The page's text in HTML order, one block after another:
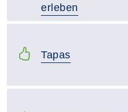
erleben
Tapas